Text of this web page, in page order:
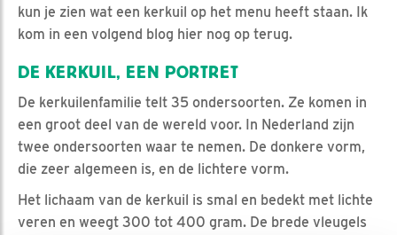
kun je zien wat een kerkuil op het menu heeft staan. Ik
kom in een volgend blog hier nog op terug.
DE KERKUIL, EEN PORTRET
De kerkuilenfamilie telt 35 ondersoorten. Ze komen in
een groot deel van de wereld voor. In Nederland zijn
twee ondersoorten waar te nemen. De donkere vorm,
die zeer algemeen is, en de lichtere vorm.
Het lichaam van de kerkuil is smal en bedekt met lichte
veren en weegt 300 tot 400 gram. De brede vleugels